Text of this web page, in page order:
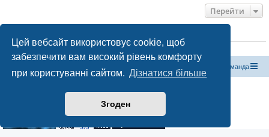
Цей вебсайт використовує cookie, щоб
забезпечити вам високий рівень комфорту
при користуванні сайтом. Дізнатися більше
Згоден
Перейти
ХТО ЗАРАЗ ОНЛАЙН
Зараз переглядають цей форум:ClaudeBot [бот ШІ] і 0 гостей
Команда